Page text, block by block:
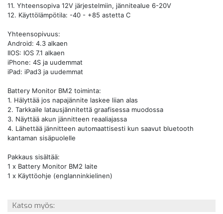
11. Yhteensopiva 12V järjestelmiin, jännitealue 6-20V
12. Käyttölämpötila: -40 - +85 astetta C
Yhteensopivuus:
Android: 4.3 alkaen
IIOS: IOS 7.1 alkaen
iPhone: 4S ja uudemmat
iPad: iPad3 ja uudemmat
Battery Monitor BM2​​ toiminta:
1. Hälyttää jos napajännite laskee liian alas
2. Tarkkaile latausjännitettä graafisessa muodossa
3. Näyttää akun jännitteen reaaliajassa
4. Lähettää jännitteen automaattisesti kun saavut bluetooth
kantaman sisäpuolelle
Pakkaus sisältää:
1 x Battery Monitor BM2 laite​​
1 x Käyttöohje (englanninkielinen)​​
Katso myös: